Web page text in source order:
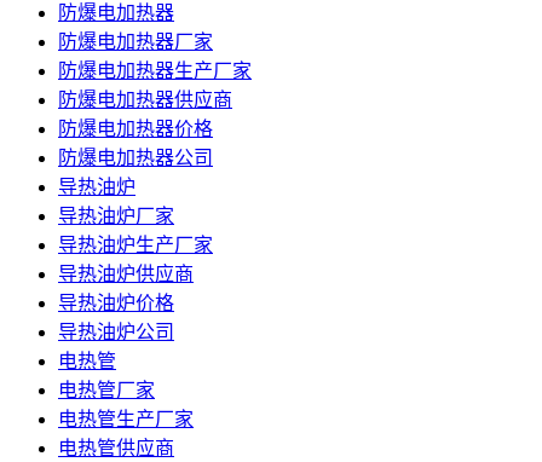
防爆电加热器
防爆电加热器厂家
防爆电加热器生产厂家
防爆电加热器供应商
防爆电加热器价格
防爆电加热器公司
导热油炉
导热油炉厂家
导热油炉生产厂家
导热油炉供应商
导热油炉价格
导热油炉公司
电热管
电热管厂家
电热管生产厂家
电热管供应商